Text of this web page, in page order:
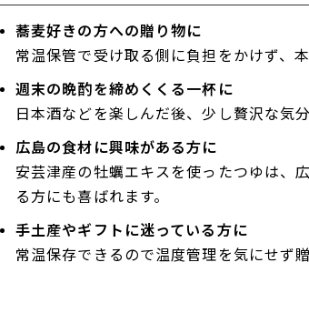
蕎麦好きの方への贈り物に
常温保管で受け取る側に負担をかけず、
週末の晩酌を締めくくる一杯に
日本酒などを楽しんだ後、少し贅沢な気
広島の食材に興味がある方に
安芸津産の牡蠣エキスを使ったつゆは、
る方にも喜ばれます。
手土産やギフトに迷っている方に
常温保存できるので温度管理を気にせず